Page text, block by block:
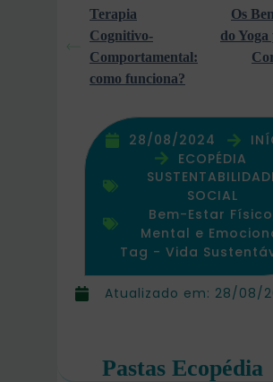
Atualizado em: 28/08/
Terapia
Cognitivo-
Comportamental:
como funciona?
Os
do
28/08/2024
ECOPÉDIA
SOCIAL
Bem-Estar
Mental e
Tag - Vida
Pastas Ecopédia